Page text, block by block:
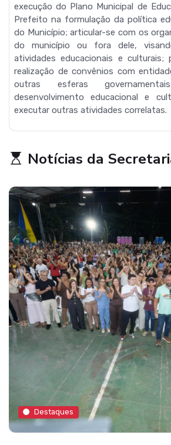
execução do Plano Municipal de
Prefeito na formulação da política
do Município; articular-se com os
do município ou fora dele,
atividades educacionais e
realização de convênios com
outras esferas
desenvolvimento educacional e
executar outras atividades correlatas.
Notícias da
Destaques